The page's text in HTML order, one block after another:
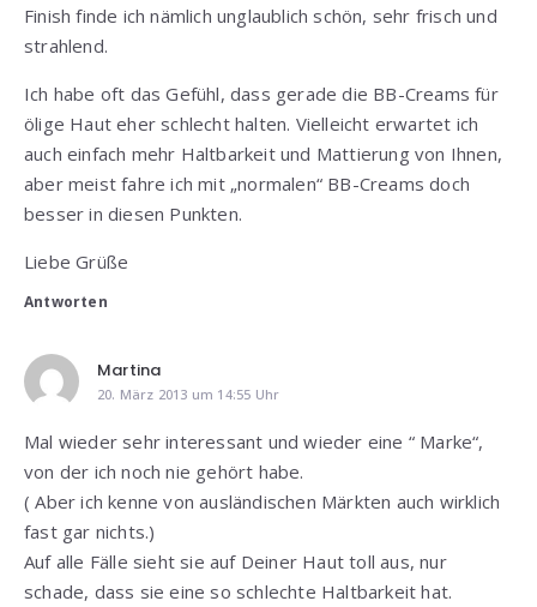
Finish finde ich nämlich unglaublich schön, sehr frisch und
strahlend.
Ich habe oft das Gefühl, dass gerade die BB-Creams für
ölige Haut eher schlecht halten. Vielleicht erwartet ich
auch einfach mehr Haltbarkeit und Mattierung von Ihnen,
aber meist fahre ich mit „normalen“ BB-Creams doch
besser in diesen Punkten.
Liebe Grüße
Antworten
Martina
20. März 2013 um 14:55 Uhr
Mal wieder sehr interessant und wieder eine “ Marke“,
von der ich noch nie gehört habe.
( Aber ich kenne von ausländischen Märkten auch wirklich
fast gar nichts.)
Auf alle Fälle sieht sie auf Deiner Haut toll aus, nur
schade, dass sie eine so schlechte Haltbarkeit hat.